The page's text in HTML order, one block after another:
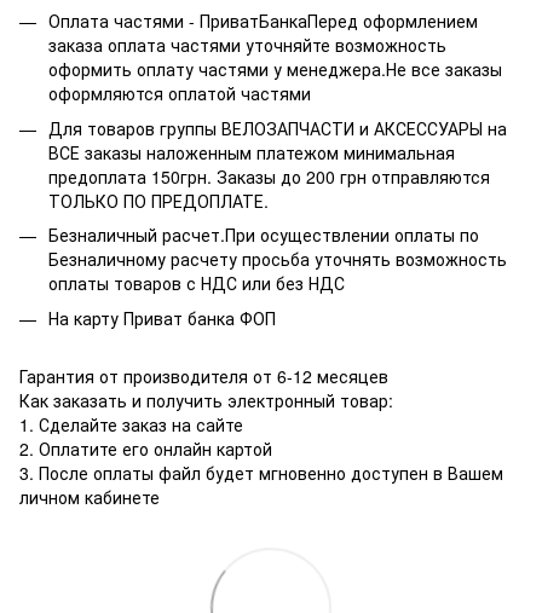
Оплата частями - ПриватБанкаПеред оформлением
заказа оплата частями уточняйте возможность
оформить оплату частями у менеджера.Не все заказы
оформляются оплатой частями
Для товаров группы ВЕЛОЗАПЧАСТИ и АКСЕССУАРЫ на
ВСЕ заказы наложенным платежом минимальная
предоплата 150грн. Заказы до 200 грн отправляются
ТОЛЬКО ПО ПРЕДОПЛАТЕ.
Безналичный расчет.При осуществлении оплаты по
Безналичному расчету просьба уточнять возможность
оплаты товаров с НДС или без НДС
На карту Приват банка ФОП
Гарантия от производителя от 6-12 месяцев
Как заказать и получить электронный товар:
1. Сделайте заказ на сайте
2. Оплатите его онлайн картой
3. После оплаты файл будет мгновенно доступен в Вашем
личном кабинете